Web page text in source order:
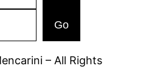
Go
– All Rights